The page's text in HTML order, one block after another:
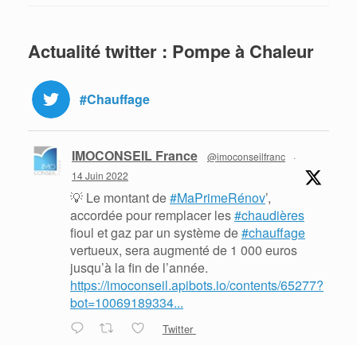
Actualité twitter : Pompe à Chaleur
#Chauffage
IMOCONSEIL France @imoconseilfranc
·
14 Juin 2022
💡 Le montant de#MaPrimeRénov’,
accordée pour remplacer les#chaudières
fioul et gaz par un système de#chauffage
vertueux, sera augmenté de 1 000 euros
jusqu’à la fin de l’année.
https://imoconseil.apibots.io/contents/65277?
bot=10069189334...
Twitter